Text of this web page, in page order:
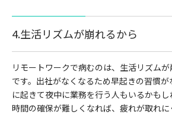
4.生活リズムが崩れるから
リモートワークで病むのは、生活リズム
です。出社がなくなるため早起きの習慣
に起きて夜中に業務を行う人もいるかも
時間の確保が難しくなれば、疲れが取れ